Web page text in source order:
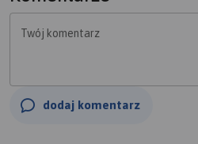
Twój komentarz
dodaj komentarz